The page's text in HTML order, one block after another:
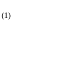
(1)